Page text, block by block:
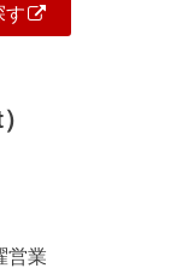
す
営業